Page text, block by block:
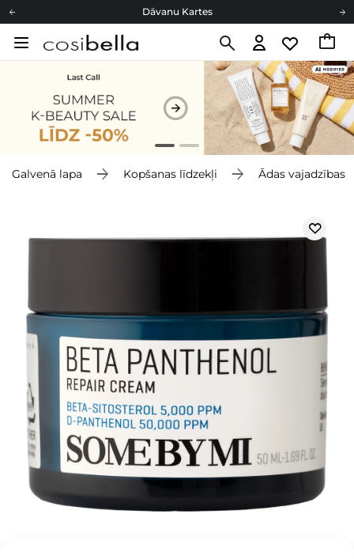
Dāvanu Kartes
Cosibella lojalitātes programma
Galvenā lapa Kopšanas līdzekļi Ādas vajadzības